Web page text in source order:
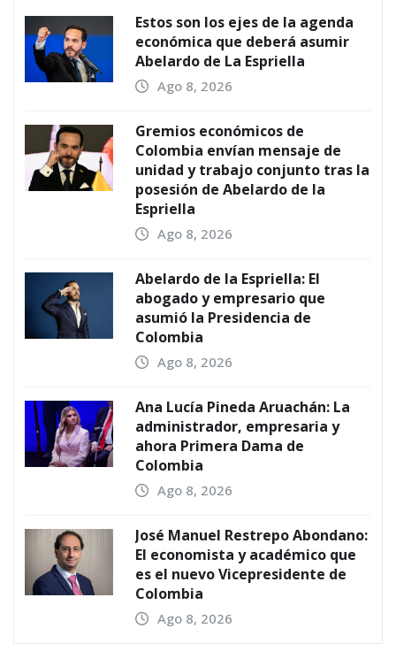
Estos son los ejes de la agenda
económica que deberá asumir
Abelardo de La Espriella
Ago 8, 2026
Gremios económicos de
Colombia envían mensaje de
unidad y trabajo conjunto tras la
posesión de Abelardo de la
Espriella
Ago 8, 2026
Abelardo de la Espriella: El
abogado y empresario que
asumió la Presidencia de
Colombia
Ago 8, 2026
Ana Lucía Pineda Aruachán: La
administrador, empresaria y
ahora Primera Dama de
Colombia
Ago 8, 2026
José Manuel Restrepo Abondano:
El economista y académico que
es el nuevo Vicepresidente de
Colombia
Ago 8, 2026